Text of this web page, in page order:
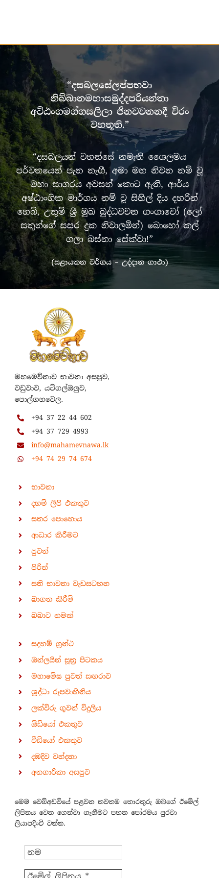
“දසබලසේලප්පභවා
නිබ්බානමහාසමුද්දපරියන්තා
අට්ඨංගමග්ගසලිලා ජිනවචනනදී චිරං
වහතූති.”
“දසබලයන් වහන්සේ නමැති ශෛලමය
පර්වතයෙන් පැන නැගී, අමා මහ නිවන නම් වූ
මහා සාගරය අවසන් කොට ඇති, ආර්ය
අෂ්ඨාංගික මාර්ගය නම් වූ සිහිල් දිය දහරින්
හෙබි, උතුම් ශ්‍රී මුඛ බුද්ධවචන ගංගාවෝ (ලෝ
සතුන්ගේ සසර දුක නිවාලමින්) බොහෝ කල්
ගලා බස්නා සේක්වා!”
(සළායතන වර්ගය – උද්දාන ගාථා)
මහමෙව්නාව භාවනා අසපුව,
වඩුවාව, යටිගල්ඔලුව,
පොල්ගහවෙල.
+94 37 22 44 602
+94 37 729 4993
info@mahamevnawa.lk
+94 74 29 74 674
භාවනා
දහම් ලිපි එකතුව
සතර පොහොය
ආධාර කිරීමට
පුවත්
පිරිත්
සති භාවනා වැඩසටහන
බාගත කිරීම්
බබාට නමක්
සදහම් ග්‍රන්ථ
ඔන්ලයින් සූත්‍ර පිටකය
මහාමේඝ පුවත් සඟරාව
ශ්‍රද්ධා රූපවාහිනිය
ලක්විරු ගුවන් විදුලිය
ඕඩියෝ එකතුව
වීඩියෝ එකතුව
දඹදිව වන්දනා
අනගාරිකා අසපුව
මෙම වෙබ්අඩවියේ පළවන නවතම තොරතුරු ඔබගේ ඊමේල්
ලිපිනය වෙත ගෙන්වා ගැනීමට පහත පෝරමය පුරවා
ලියාපදිංචි වන්න.